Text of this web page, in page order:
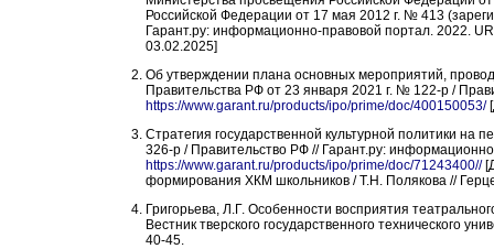
Российской Федерации от 17 мая 2012 г. № 413
Гарант.ру: информационно-правовой портал. 2022.
03.02.2025]
Об утверждении плана основных мероприятий,
Правительства РФ от 23 января 2021 г. № 122-р /
https://www.garant.ru/products/ipo/prime/doc/400150053/
Стратегия государственной культурной политики
326-р / Правительство РФ // Гарант.ру:
https://www.garant.ru/products/ipo/prime/doc/71243400//
формирования ХКМ школьников / Т.Н. Полякова //
Григорьева, Л.Г. Особенности восприятия
Вестник тверского государственного технического
40-45.